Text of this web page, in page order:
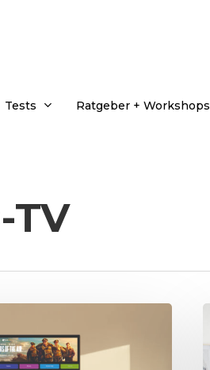
Tests Ratgeber + Workshops
TV